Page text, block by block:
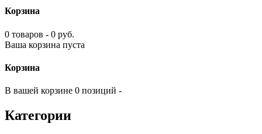
Корзина
0 товаров - 0 руб.
Ваша корзина пуста
Корзина
В вашей корзине 0 позиций -
Категории